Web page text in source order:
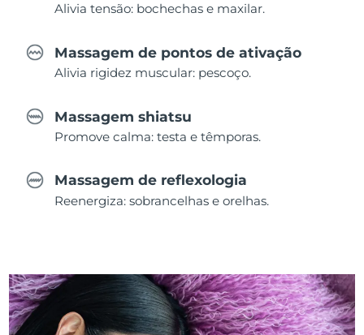
Alivia tensão: bochechas e maxilar.
Massagem de pontos de ativação
Alivia rigidez muscular: pescoço.
Massagem shiatsu
Promove calma: testa e têmporas.
Massagem de reflexologia
Reenergiza: sobrancelhas e orelhas.